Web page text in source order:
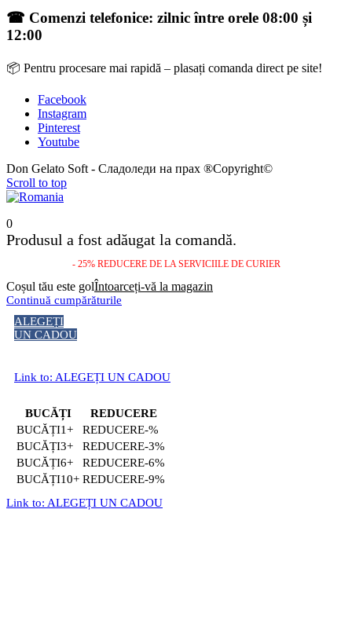
☎ Comenzi telefonice: zilnic între orele 08:00 și
12:00
📦 Pentru procesare mai rapidă – plasați comanda direct pe site!
Facebook
Instagram
Pinterest
Youtube
Don Gelato Soft - Сладоледи на прах ®Copyright©
Scroll to top
0
Produsul a fost adăugat la comandă.
- 25% REDUCERE DE LA SERVICIILE DE CURIER
Coșul tău este golÎntoarceți-vă la magazin
Continuă cumpărăturile
ALEGEȚI
UN CADOU
Link to: ALEGEȚI UN CADOU
BUCĂȚI
REDUCERE
1+
-%
3+
-3%
6+
-6%
10+
-9%
Link to: ALEGEȚI UN CADOU